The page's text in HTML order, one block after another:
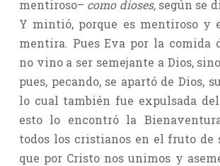
mentiroso– como dioses, según se
Y mintió, porque es mentiroso y
mentira. Pues Eva por la comida
no vino a ser semejante a Dios,
pues, pecando, se apartó de Dios,
lo cual también fue expulsada del
esto lo encontró la
todos los cristianos en el fruto de
que por Cristo nos unimos y